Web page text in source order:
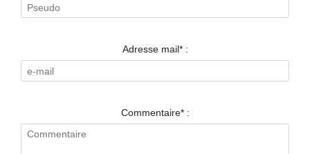
MARIAGES
SPECTACLES
Adresse mail* :
Commentaire* :